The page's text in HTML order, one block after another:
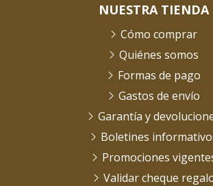
NUESTRA TIENDA
Cómo comprar
Quiénes somos
Formas de pago
Gastos de envío
Garantía y
Boletines
Promociones
Validar cheque